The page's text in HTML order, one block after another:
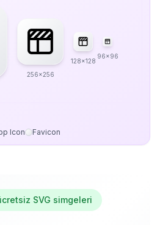
256x256
128x128
96x96
Icon Favicon
SVG simgeleri